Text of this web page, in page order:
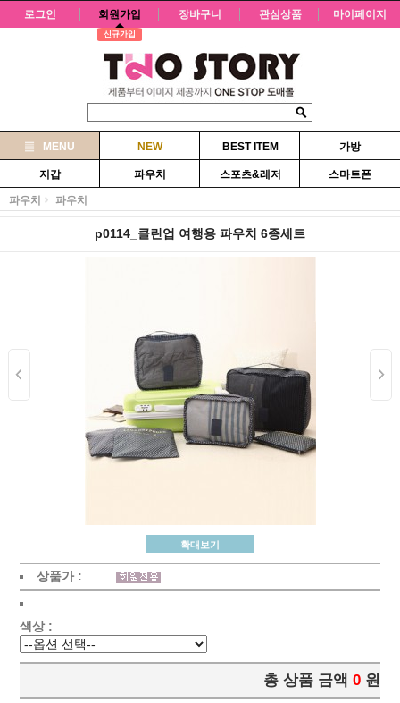
로그인 회원가입
신규가입
장바구니 관심상품 마이페이지
MENU NEW BEST ITEM 가방
지갑 파우치 스포츠&레저 스마트폰
파우치 파우치
p0114_클린업 여행용 파우치 6종세트
확대보기
상품가 :
색상 :
총 상품 금액 0 원